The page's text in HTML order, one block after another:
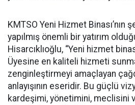
KMTSO Yeni Hizmet Binası’nın
yapılmış önemli bir yatırım
Hisarcıklıoğlu, “Yeni hizmet
Üyesine en kaliteli hizmeti
zenginleştirmeyi amaçlayan
anlayışının eseridir. Bu güçlü
kardeşimi, yönetimini, meclisini